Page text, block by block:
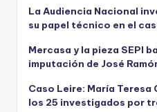
La Audiencia Nacional
su papel técnico en el
Mercasa y la pieza SEPI
imputación de José
Caso Leire: María
los 25 investigados por